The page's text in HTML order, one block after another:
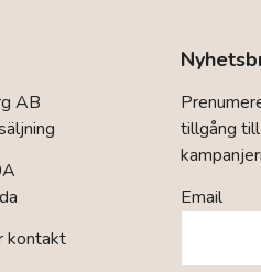
AB
kontakt
tillgång
Email